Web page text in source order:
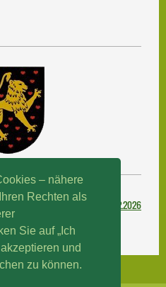
– nähere
Rechten als
Sie auf „Ich
und
zu können.
21.02.2026